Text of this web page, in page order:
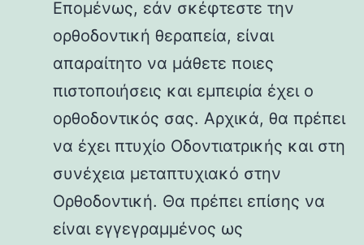
Επομένως, εάν σκέφτεστε την
ορθοδοντική θεραπεία, είναι
απαραίτητο να μάθετε ποιες
πιστοποιήσεις και εμπειρία έχει ο
ορθοδοντικός σας. Αρχικά, θα πρέπει
να έχει πτυχίο Οδοντιατρικής και στη
συνέχεια μεταπτυχιακό στην
Ορθοδοντική. Θα πρέπει επίσης να
είναι εγγεγραμμένος ως